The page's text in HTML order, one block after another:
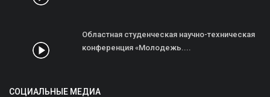
Областная студенческая научно-техническая
конференция «Молодежь....
СОЦИАЛЬНЫЕ МЕДИА